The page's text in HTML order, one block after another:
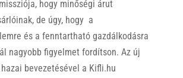
hogy minőségi árut
de úgy, hogy a
és a fenntartható gazdálkodásra
nagyobb figyelmet fordítson. Az új
bevezetésével a Kifli.hu